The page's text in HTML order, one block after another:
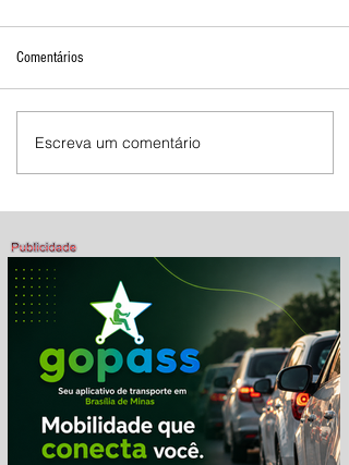
Shopping Center Brasília de Minas
apresenta novos sócios e reforça
Comentários
Escreva um comentário